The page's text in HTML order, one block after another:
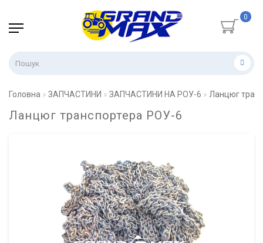
0
Головна ЗАПЧАСТИНИ ЗАПЧАСТИНИ НА РОУ-6 Ланцюг
Ланцюг транспортера РОУ-6